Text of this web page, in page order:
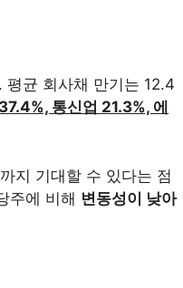
균 회사채 만기는 12.4
통신업 21.3%, 에
지 기대할 수 있다는 점
주에 비해 변동성이 낮아